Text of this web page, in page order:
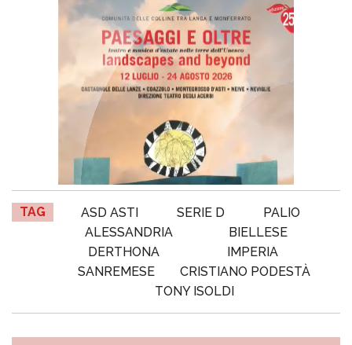
TAG ASD ASTI SERIE D
PALIO
ALESSANDRIA
BIELLESE
DERTHONA
IMPERIA
SANREMESE
CRISTIANO PODESTÀ
TONY ISOLDI